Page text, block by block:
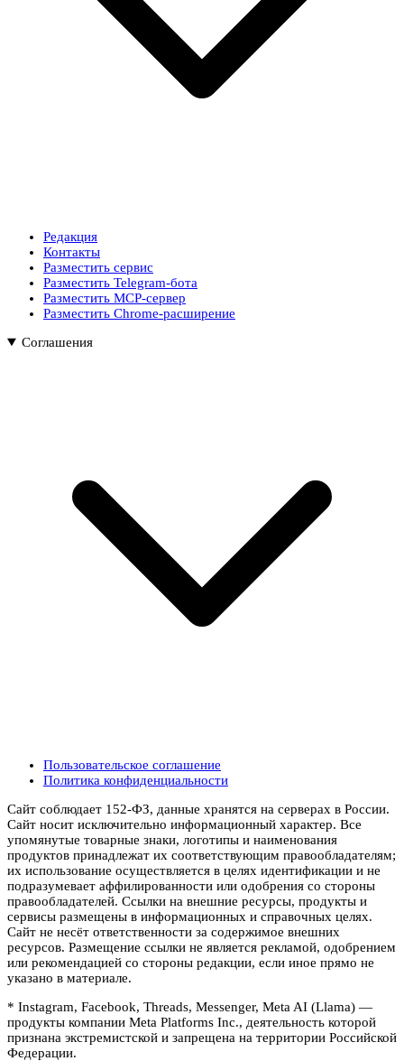
Редакция
Контакты
Разместить сервис
Разместить Telegram-бота
Разместить MCP-сервер
Разместить Chrome-расширение
Соглашения
Пользовательское соглашение
Политика конфиденциальности
Сайт соблюдает 152-ФЗ, данные хранятся на серверах в России.
Сайт носит исключительно информационный характер. Все
упомянутые товарные знаки, логотипы и наименования
продуктов принадлежат их соответствующим правообладателям;
их использование осуществляется в целях идентификации и не
подразумевает аффилированности или одобрения со стороны
правообладателей. Ссылки на внешние ресурсы, продукты и
сервисы размещены в информационных и справочных целях.
Сайт не несёт ответственности за содержимое внешних
ресурсов. Размещение ссылки не является рекламой, одобрением
или рекомендацией со стороны редакции, если иное прямо не
указано в материале.
* Instagram, Facebook, Threads, Messenger, Meta AI (Llama) —
продукты компании Meta Platforms Inc., деятельность которой
признана экстремистской и запрещена на территории Российской
Федерации.